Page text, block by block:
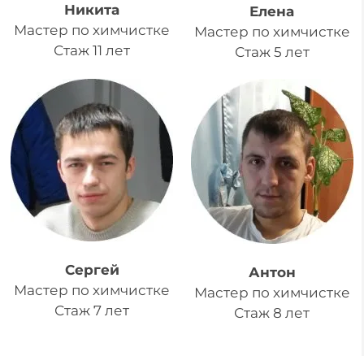
Никита
Мастер по химчистке
Стаж 11 лет
Елена
Мастер по химчистке
Стаж 5 лет
Сергей
Мастер по химчистке
Стаж 7 лет
Антон
Мастер по химчистке
Стаж 8 лет